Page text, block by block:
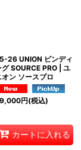
26 UNION ビンディ
グ SOURCE PRO | ユ
オン ソースプロ
円(税込)
カートに入れる